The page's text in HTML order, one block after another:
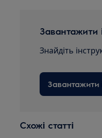
Завантажити
Знайдіть
Завантажити
Схожі статті